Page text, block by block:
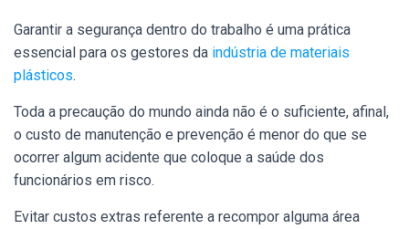
Garantir a segurança dentro do trabalho é uma prática
essencial para os gestores da indústria de materiais
plásticos.
Toda a precaução do mundo ainda não é o suficiente, afinal,
o custo de manutenção e prevenção é menor do que se
ocorrer algum acidente que coloque a saúde dos
funcionários em risco.
Evitar custos extras referente a recompor alguma área